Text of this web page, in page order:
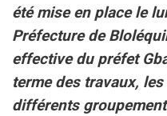
été mise en place le
Préfecture de
effective du préfet
terme des travaux,
différents